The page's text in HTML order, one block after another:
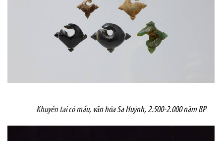
Khuyên tai có mấu, văn hóa Sa Huỳnh, 2.500-2.000 năm BP